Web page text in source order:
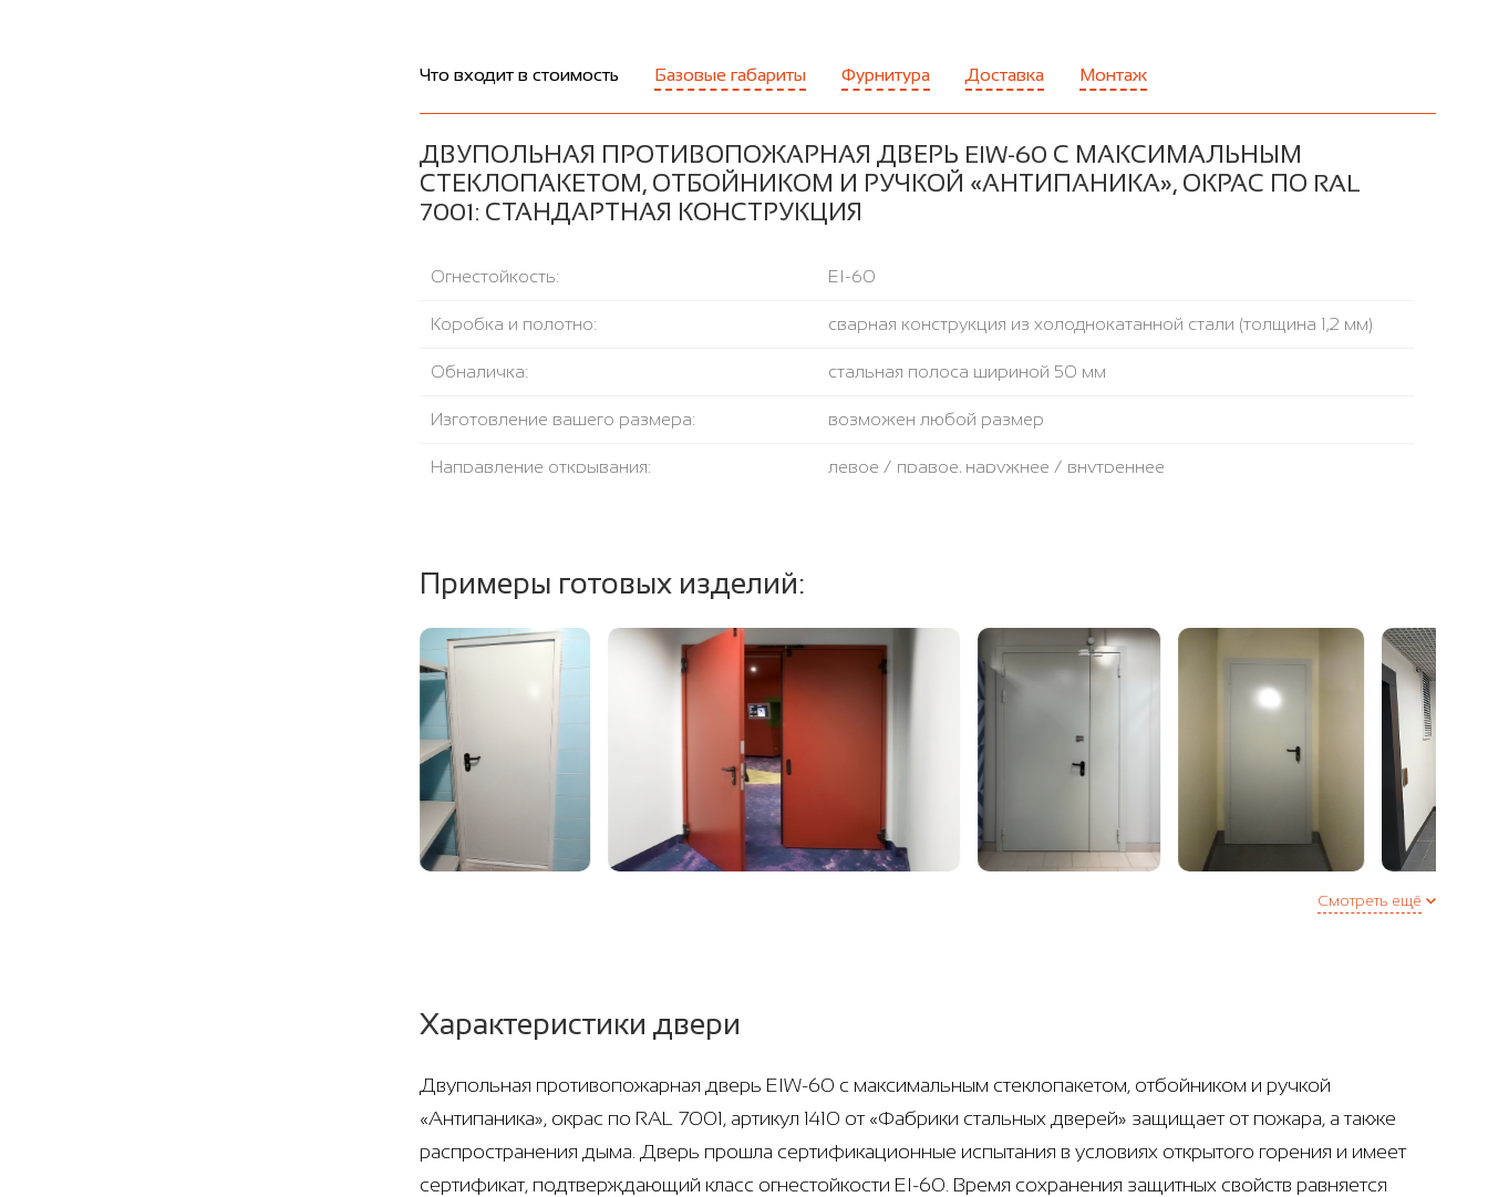
Что входит в стоимость Базовые габариты Фурнитура Доставка Монтаж
ДВУПОЛЬНАЯ ПРОТИВОПОЖАРНАЯ ДВЕРЬ EIW-60 С МАКСИМАЛЬНЫМ
СТЕКЛОПАКЕТОМ, ОТБОЙНИКОМ И РУЧКОЙ «АНТИПАНИКА», ОКРАС ПО RAL
7001: СТАНДАРТНАЯ КОНСТРУКЦИЯ
Огнестойкость: EI-60
Коробка и полотно: сварная конструкция из холоднокатанной стали (толщина 1,2 мм)
Обналичка: стальная полоса шириной 50 мм
Изготовление вашего размера: возможен любой размер
Направление открывания: левое / правое, наружнее / внутреннее
Примеры готовых изделий:
Смотреть ещё
Характеристики двери
Двупольная противопожарная дверь EIW-60 с максимальным стеклопакетом, отбойником и ручкой
«Антипаника», окрас по RAL 7001, артикул 1410 от «Фабрики стальных дверей» защищает от пожара, а также
распространения дыма. Дверь прошла сертификационные испытания в условиях открытого горения и имеет
сертификат, подтверждающий класс огнестойкости EI-60. Время сохранения защитных свойств равняется